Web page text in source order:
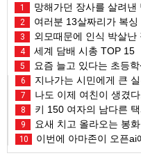
1 망해가던 장사를 살려낸
2 여러분 13살짜리가 복싱
3 외모때문에 인식 박살난
4 세계 담배 시총 TOP 15
5 요즘 늘고 있다는 초등
6 지나가는 시민에게 큰
7 나도 이제 여친이 생겼다.
8 키 150 여자의 남다른
9 요새 치고 올라오는 봉
10 이번에 아마존이 오픈ai